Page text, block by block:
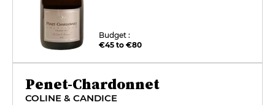
Budget :
€45 to €80
Penet-Chardonnet
COLINE & CANDICE